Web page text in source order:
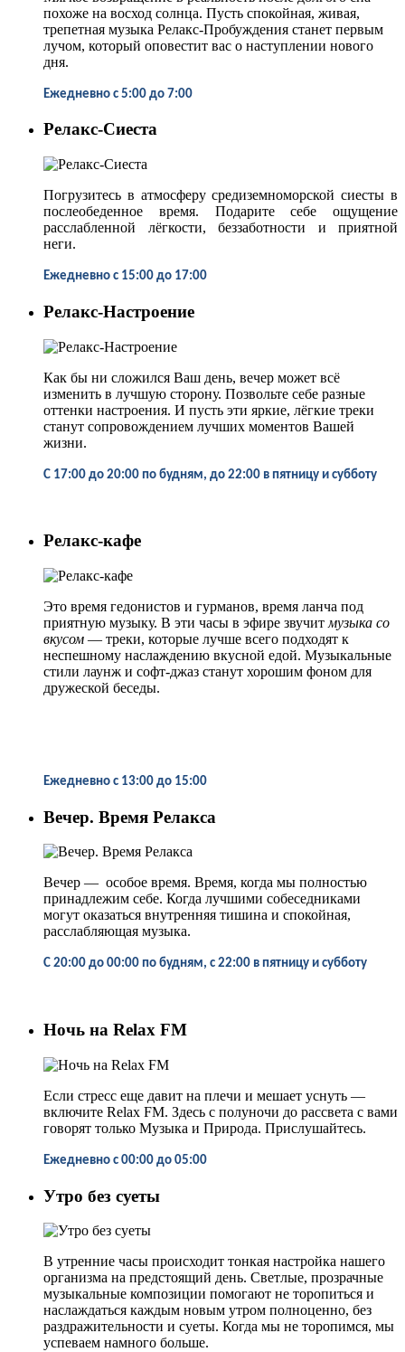
похоже на восход солнца. Пусть спокойная, живая,
трепетная музыка Релакс-Пробуждения станет первым
лучом, который оповестит вас о наступлении нового
дня.
Ежедневно с 5:00 до 7:00
Релакс-Сиеста
Погрузитесь в атмосферу средиземноморской сиесты в
послеобеденное время. Подарите себе ощущение
расслабленной лёгкости, беззаботности и приятной
неги.
Ежедневно с 15:00 до 17:00
Релакс-Настроение
Как бы ни сложился Ваш день, вечер может всё
изменить в лучшую сторону. Позвольте себе разные
оттенки настроения. И пусть эти яркие, лёгкие треки
станут сопровождением лучших моментов Вашей
жизни.
С 17:00 до 20:00 по будням, до 22:00 в пятницу и субботу
Релакс-кафе
Это время гедонистов и гурманов, время ланча под
приятную музыку. В эти часы в эфире звучит музыка со
вкусом — треки, которые лучше всего подходят к
неспешному наслаждению вкусной едой. Музыкальные
стили лаунж и софт-джаз станут хорошим фоном для
дружеской беседы.
Ежедневно с 13:00 до 15:00
Вечер. Время Релакса
Вечер — особое время. Время, когда мы полностью
принадлежим себе. Когда лучшими собеседниками
могут оказаться внутренняя тишина и спокойная,
расслабляющая музыка.
С 20:00 до 00:00 по будням, с 22:00 в пятницу и субботу
Ночь на Relax FM
Если стресс еще давит на плечи и мешает уснуть —
включите Relax FM. Здесь с полуночи до рассвета с вами
говорят только Музыка и Природа. Прислушайтесь.
Ежедневно с 00:00 до 05:00
Утро без суеты
В утренние часы происходит тонкая настройка нашего
организма на предстоящий день. Светлые, прозрачные
музыкальные композиции помогают не торопиться и
наслаждаться каждым новым утром полноценно, без
раздражительности и суеты. Когда мы не торопимся, мы
успеваем намного больше.